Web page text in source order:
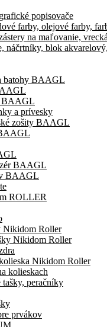
popisovače
farby, olejové farby,
na maľovanie,
náčrtníky, blok
batohy BAAGL
BAAGL
a prívesky
zošity BAAGL
BAAGL
BAAGL
ROLLER
Nikidom Roller
Nikidom Roller
Nikidom Roller
kolieskach
peračníky
prvákov